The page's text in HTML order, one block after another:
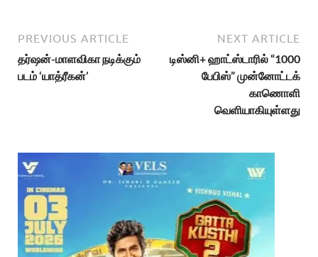
PREVIOUS ARTICLE
தர்ஷன்-மாளவிகா நடிக்கும்
படம் ‘யாத்ரீகன்’
NEXT ARTICLE
டிஸ்னி+ ஹாட்ஸ்டாரில் “1000
பேபிஸ்” முன்னோட்டக்
காணொளி
வெளியாகியுள்ளது